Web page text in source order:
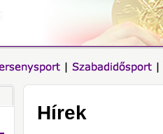
Hírek